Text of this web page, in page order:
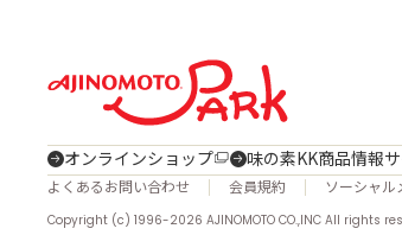
オンラインショップ 味の素KK商品情報
よくあるお問い合わせ 会員規約 ソーシャル
Copyright (c) 1996-2026 AJINOMOTO CO.,INC All rights